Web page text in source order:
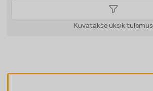
Kuvatakse üksik tulemus